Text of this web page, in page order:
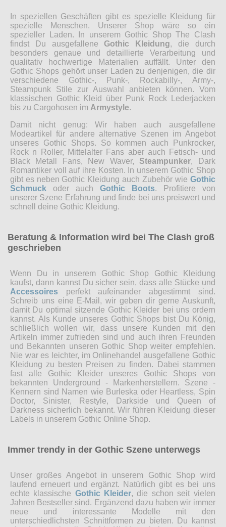
In speziellen Geschäften gibt es spezielle Kleidung für
spezielle Menschen. Unserer Shop wäre so ein
spezieller Laden. In unserem Gothic Shop The Clash
findst Du ausgefallene Gothic Kleidung, die durch
besonders genaue und detaillierte Verarbeitung und
qualitativ hochwertige Materialien auffällt. Unter den
Gothic Shops gehört unser Laden zu denjenigen, die dir
verschiedene Gothic-, Punk-, Rockabilly-, Army-,
Steampunk Stile zur Auswahl anbieten können. Vom
klassischen Gothic Kleid über Punk Rock Lederjacken
bis zu Cargohosen im Armystyle.
Damit nicht genug: Wir haben auch ausgefallene
Modeartikel für andere alternative Szenen im Angebot
unseres Gothic Shops. So kommen auch Punkrocker,
Rock n Roller, Mittelalter Fans aber auch Fetisch- und
Black Metall Fans, New Waver, Steampunker, Dark
Romantiker voll auf ihre Kosten. In unserem Gothic Shop
gibt es neben Gothic Kleidung auch Zubehör wie Gothic
Schmuck oder auch Gothic Boots. Profitiere von
unserer Szene Erfahrung und finde bei uns preiswert und
schnell deine Gothic Kleidung.
Beratung & Information wird bei The Clash groß
geschrieben
Wenn Du in unserem Gothic Shop Gothic Kleidung
kaufst, dann kannst Du sicher sein, dass alle Stücke und
Accessoires perfekt aufeinander abgestimmt sind.
Schreib uns eine E-Mail, wir geben dir gerne Auskunft,
damit Du optimal sitzende Gothic Kleider bei uns ordern
kannst. Als Kunde unseres Gothic Shops bist Du König,
schließlich wollen wir, dass unsere Kunden mit den
Artikeln immer zufrieden sind und auch ihren Freunden
und Bekannten unseren Gothic Shop weiter empfehlen.
Nie war es leichter, im Onlinehandel ausgefallene Gothic
Kleidung zu besten Preisen zu finden. Dabei stammen
fast alle Gothic Kleider unseres Gothic Shops von
bekannten Underground - Markenherstellern. Szene -
Kennern sind Namen wie Burleska oder Heartless, Spin
Doctor, Sinister, Restyle, Darkside und Queen of
Darkness sicherlich bekannt. Wir führen Kleidung dieser
Labels in unserem Gothic Online Shop.
Immer trendy in der Gothic Szene unterwegs
Unser großes Angebot in unserem Gothic Shop wird
laufend erneuert und ergänzt. Natürlich gibt es bei uns
echte klassische Gothic Kleider, die schon seit vielen
Jahren Bestseller sind. Ergänzend dazu haben wir immer
neue und interessante Modelle mit den
unterschiedlichsten Schnittformen zu bieten. Du kannst